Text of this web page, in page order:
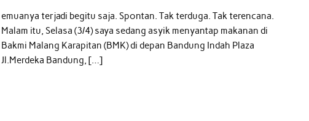
emuanya terjadi begitu saja. Spontan. Tak terduga. Tak terencana.
Malam itu, Selasa (3/4) saya sedang asyik menyantap makanan di
Bakmi Malang Karapitan (BMK) di depan Bandung Indah Plaza
Jl.Merdeka Bandung, […]